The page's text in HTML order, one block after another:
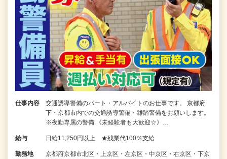
仕事内容
交通誘導警備のパート・アルバイトのお仕事です。 京都府
下・京都市内での交通誘導警備・雑踏警備をお願いします。
※夜勤専属の警備 《未経験者も大歓迎☆》…
給与 日給11,250円以上 ★残業代100％支給
勤務地
京都府京都市北区・上京区・左京区・中京区・右京区・下京